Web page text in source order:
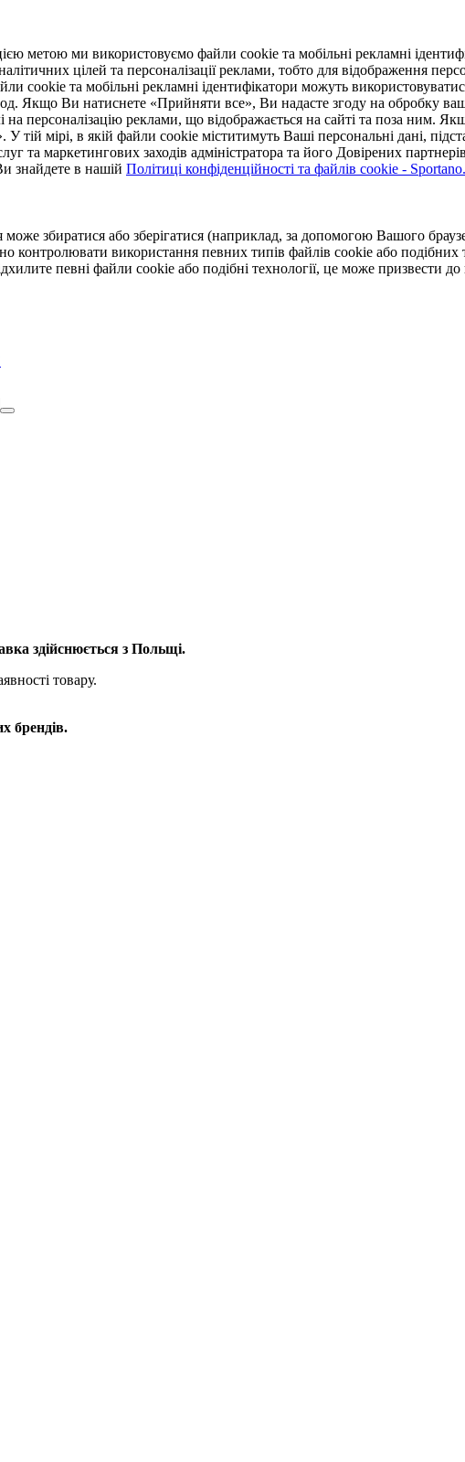
метою ми використовуємо файли cookie та мобільні рекламні
цілей та персоналізації реклами, тобто для відображення
cookie та мобільні рекламні ідентифікатори можуть
Якщо Ви натиснете «Прийняти все», Ви надасте згоду на обробку
персоналізацію реклами, що відображається на сайті та поза ним.
тій мірі, в якій файли cookie міститимуть Ваші персональні дані,
та маркетингових заходів адміністратора та його Довірених
знайдете в нашій Політиці конфіденційності та файлів cookie -
може збиратися або зберігатися (наприклад, за допомогою Вашого
контролювати використання певних типів файлів cookie або подібних
певні файли cookie або подібні технології, це може призвести
здійснюється з Польщі.
товару.
брендів.